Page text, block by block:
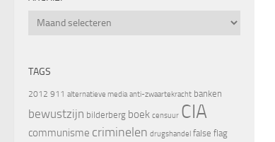
Archief
TAGS
2012 911 alternatieve media anti-zwaartekracht banken
bewustzijn bilderberg boek censuur CIA
communisme criminelen drugshandel false flag